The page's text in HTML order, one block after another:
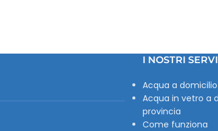
I NOSTRI
Acqua a
Acqua in vetro a
provincia
Come funziona